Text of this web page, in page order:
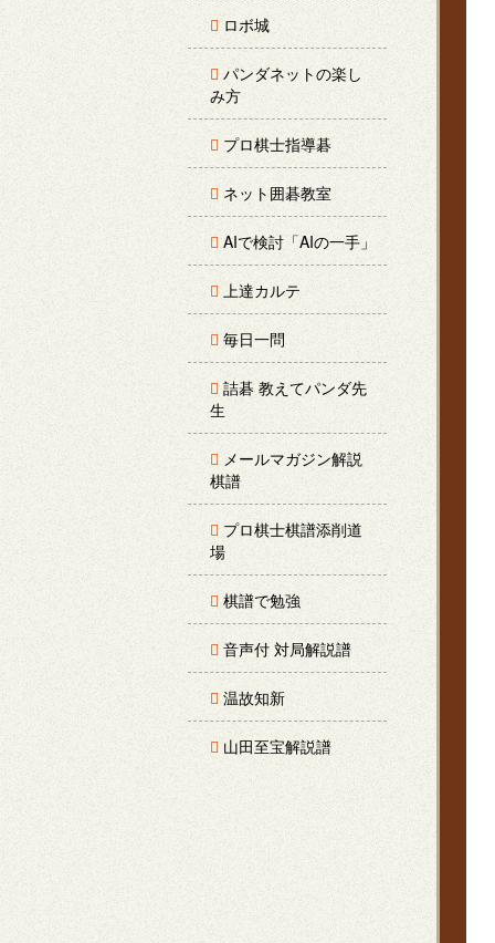
ロボ城
パンダネットの楽し
み方
プロ棋士指導碁
ネット囲碁教室
AIで検討「AIの一手」
上達カルテ
毎日一問
詰碁 教えてパンダ先
生
メールマガジン解説
棋譜
プロ棋士棋譜添削道
場
棋譜で勉強
音声付 対局解説譜
温故知新
山田至宝解説譜